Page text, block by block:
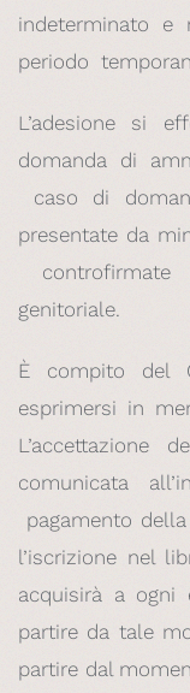
indeterminato e
periodo
L’adesione si
domanda di
caso di
presentate da
controfirmate
genitoriale.
È compito del
esprimersi in
L’accettazione
comunicata
pagamento
l’iscrizione nel
acquisirà a
partire da tale
partire dal